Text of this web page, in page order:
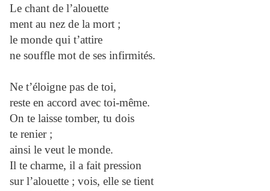
Le chant de l’alouette
ment au nez de la mort ;
le monde qui t’attire
ne souffle mot de ses infirmités.
Ne t’éloigne pas de toi,
reste en accord avec toi-même.
On te laisse tomber, tu dois
te renier ;
ainsi le veut le monde.
Il te charme, il a fait pression
sur l’alouette ; vois, elle se tient